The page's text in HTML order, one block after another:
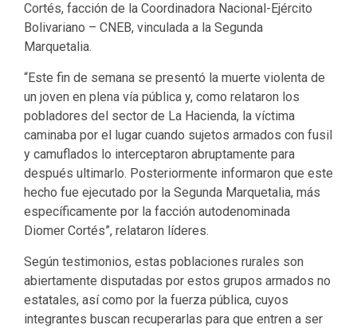
Cortés, facción de la Coordinadora Nacional-Ejército
Bolivariano – CNEB, vinculada a la Segunda
Marquetalia.
“Este fin de semana se presentó la muerte violenta de
un joven en plena vía pública y, como relataron los
pobladores del sector de La Hacienda, la víctima
caminaba por el lugar cuando sujetos armados con fusil
y camuflados lo interceptaron abruptamente para
después ultimarlo. Posteriormente informaron que este
hecho fue ejecutado por la Segunda Marquetalia, más
específicamente por la facción autodenominada
Diomer Cortés”, relataron líderes.
Según testimonios, estas poblaciones rurales son
abiertamente disputadas por estos grupos armados no
estatales, así como por la fuerza pública, cuyos
integrantes buscan recuperarlas para que entren a ser